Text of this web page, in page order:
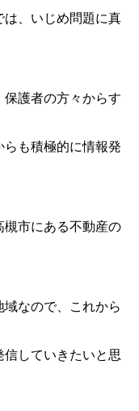
は、いじめ問題に真
護者の方々からす
も積極的に情報発
槻市にある不動産の
なので、これから
信していきたいと思